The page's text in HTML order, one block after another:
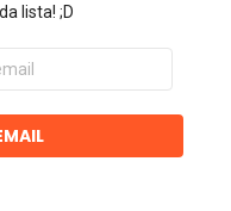
lista! ;D